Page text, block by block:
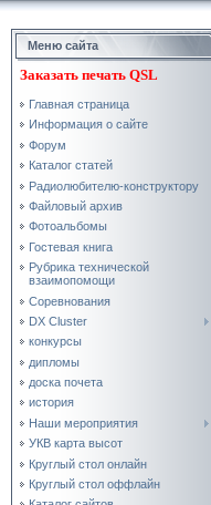
Меню сайта
Заказать печать QSL
Главная страница
Информация о сайте
Форум
Каталог статей
Радиолюбителю-конструктору
Файловый архив
Фотоальбомы
Гостевая книга
Рубрика технической
взаимопомощи
Соревнования
DX Cluster
конкурсы
дипломы
доска почета
история
Наши мероприятия
УКВ карта высот
Круглый стол онлайн
Круглый стол оффлайн